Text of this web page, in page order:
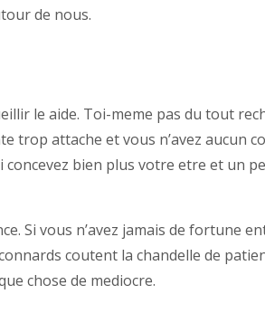
de nous.
le aide. Toi-meme pas du tout
trop attache et vous n’avez
bien plus votre etre et un
Si vous n’avez jamais de
coutent la chandelle de
chose de mediocre.